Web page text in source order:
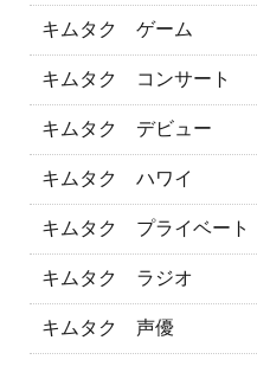
キムタク ゲーム
キムタク コンサート
キムタク デビュー
キムタク ハワイ
キムタク プライベート
キムタク ラジオ
キムタク 声優